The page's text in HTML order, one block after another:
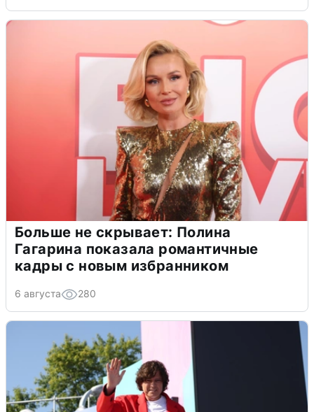
Больше не скрывает: Полина
Гагарина показала романтичные
кадры с новым избранником
6 августа 280